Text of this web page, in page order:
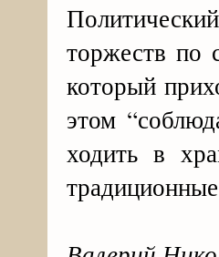
торжеств по
который
этом
ходить в